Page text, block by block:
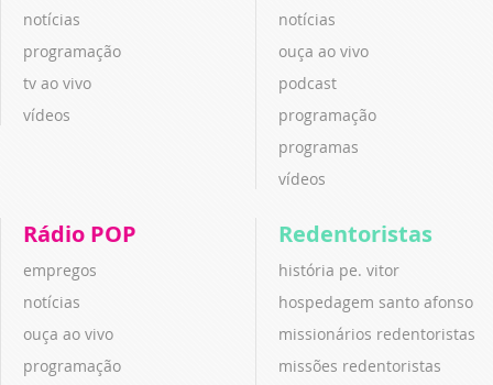
notícias
programação
tv ao vivo
vídeos
notícias
ouça ao vivo
podcast
programação
programas
vídeos
Rádio POP
empregos
notícias
ouça ao vivo
programação
Redentoristas
história pe. vitor
hospedagem santo afonso
missionários redentoristas
missões redentoristas